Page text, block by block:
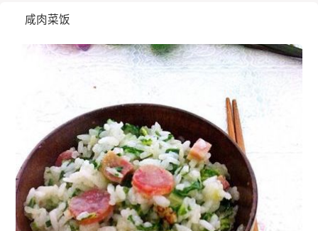
咸肉菜饭